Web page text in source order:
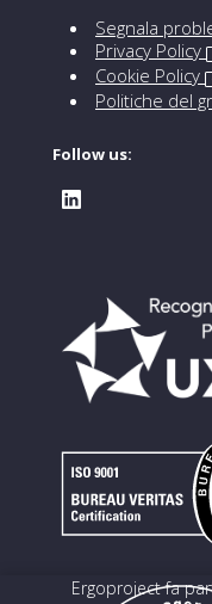
Segnala
Privacy Policy
Cookie Policy
Politiche del
Follow us:
Ergoproject fa